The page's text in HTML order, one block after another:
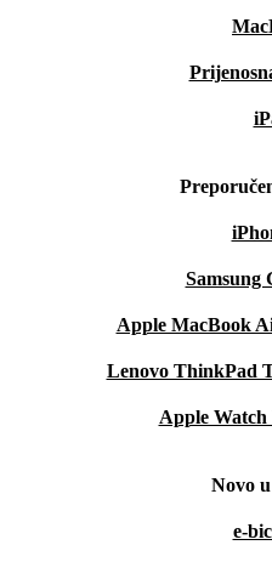
Samsung
Apple MacBook
Lenovo ThinkPad
Apple Watch
Novo
e-